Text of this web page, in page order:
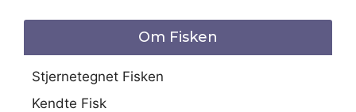
Om Fisken
Stjernetegnet Fisken
Kendte Fisk